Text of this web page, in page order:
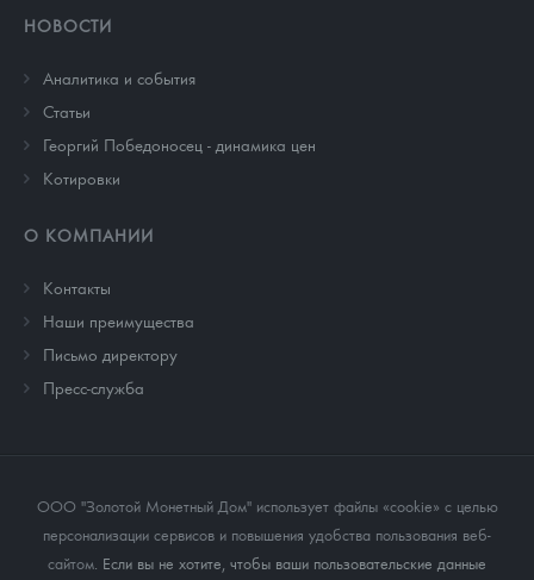
НОВОСТИ
Аналитика и события
Cтатьи
Георгий Победоносец - динамика цен
Котировки
О КОМПАНИИ
Контакты
Наши преимущества
Письмо директору
Пресс-служба
ООО "Золотой Монетный Дом" использует файлы «cookie» с целью
персонализации сервисов и повышения удобства пользования веб-
сайтом. Если вы не хотите, чтобы ваши пользовательские данные